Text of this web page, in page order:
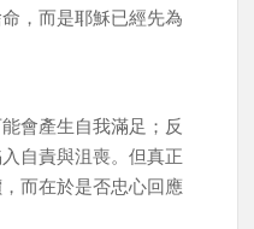
，而是耶穌已經先為
會產生自我滿足；反
自責與沮喪。但真正
而在於是否忠心回應